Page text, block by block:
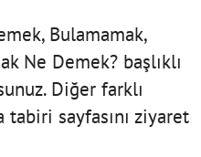
Bulamamak,
Ne Demek? başlıklı
Diğer farklı
tabiri sayfasını ziyaret